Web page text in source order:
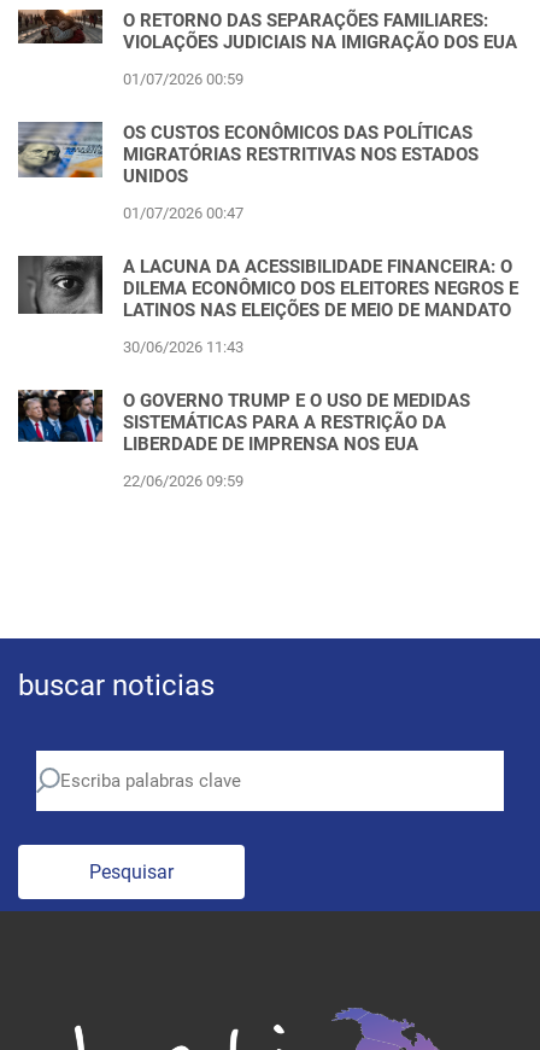
O RETORNO DAS SEPARAÇÕES FAMILIARES:
VIOLAÇÕES JUDICIAIS NA IMIGRAÇÃO DOS EUA
01/07/2026 00:59
OS CUSTOS ECONÔMICOS DAS POLÍTICAS
MIGRATÓRIAS RESTRITIVAS NOS ESTADOS
UNIDOS
01/07/2026 00:47
A LACUNA DA ACESSIBILIDADE FINANCEIRA: O
DILEMA ECONÔMICO DOS ELEITORES NEGROS E
LATINOS NAS ELEIÇÕES DE MEIO DE MANDATO
30/06/2026 11:43
O GOVERNO TRUMP E O USO DE MEDIDAS
SISTEMÁTICAS PARA A RESTRIÇÃO DA
LIBERDADE DE IMPRENSA NOS EUA
22/06/2026 09:59
buscar noticias
Pesquisar